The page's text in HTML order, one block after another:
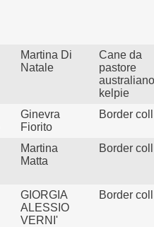
Martina Di
Natale
Cane da
pastore
australiano
kelpie
Ginevra
Fiorito
Border
Martina
Matta
Border
GIORGIA
ALESSIO
VERNI'
Border